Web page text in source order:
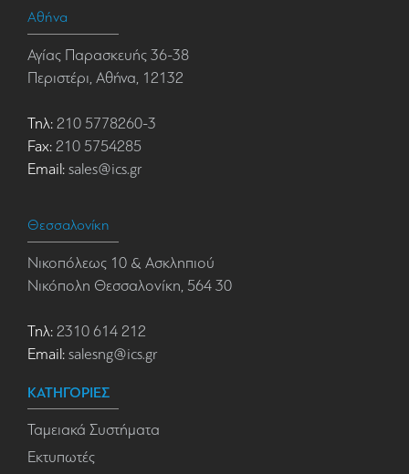
Αθήνα
Αγίας Παρασκευής 36-38
Περιστέρι, Αθήνα, 12132
Τηλ: 210 5778260-3
Fax: 210 5754285
Email: sales@ics.gr
Θεσσαλονίκη
Νικοπόλεως 10 & Ασκληπιού
Νικόπολη Θεσσαλονίκη, 564 30
Τηλ: 2310 614 212
Email: salesng@ics.gr
ΚΑΤΗΓΟΡΙΕΣ
Ταμειακά Συστήματα
Εκτυπωτές